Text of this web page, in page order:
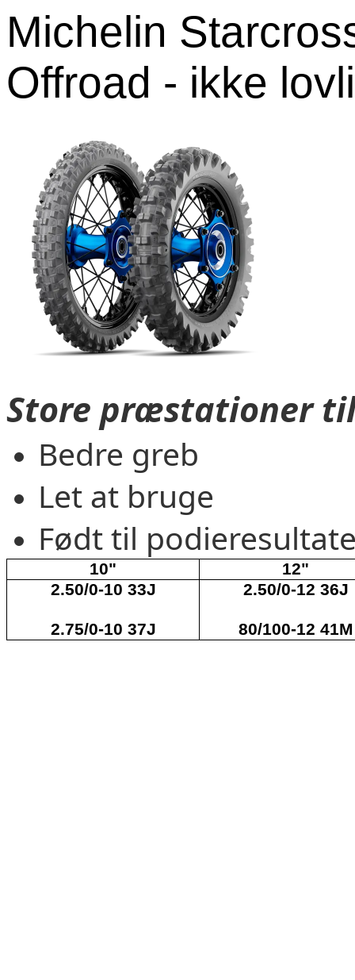
Michelin
Offroad - ikke
Store præstationer
Bedre greb
Let at bruge
Født til
10"
12"
2.50/0-10 33J
2.75/0-10 37J
2.50/0-12 36J
80/100-12 41M